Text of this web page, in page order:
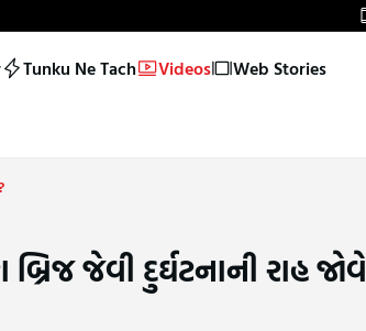
Tunku Ne Tach Videos Web Stories
જેવી દુર્ઘટનાની રાહ જોવે